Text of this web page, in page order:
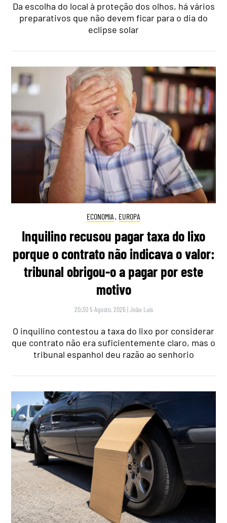
Da escolha do local à proteção dos olhos, há vários
preparativos que não devem ficar para o dia do
eclipse solar
ECONOMIA , EUROPA
Inquilino recusou pagar taxa do lixo
porque o contrato não indicava o valor:
tribunal obrigou-o a pagar por este
motivo
20:30 5 Agosto, 2026 |João Luís
O inquilino contestou a taxa do lixo por considerar
que contrato não era suficientemente claro, mas o
tribunal espanhol deu razão ao senhorio